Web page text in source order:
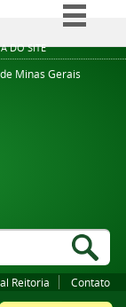
DO SITE
BR
Minas Gerais
Reitoria Contato